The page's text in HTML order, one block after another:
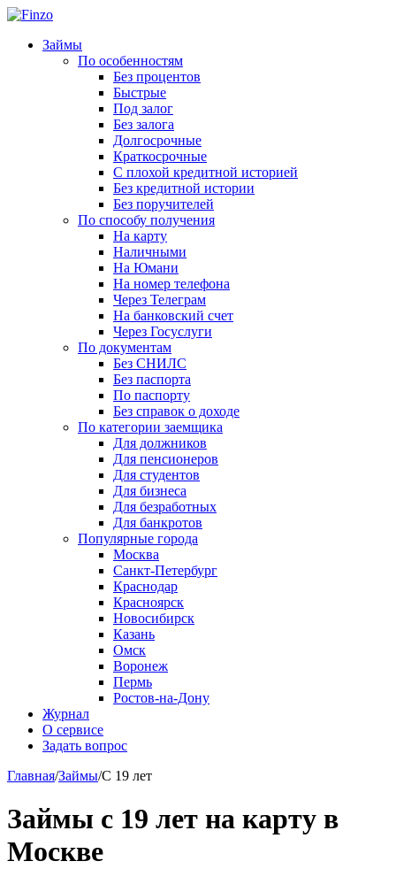
Займы
По особенностям
Без процентов
Быстрые
Под залог
Без залога
Долгосрочные
Краткосрочные
С плохой кредитной историей
Без кредитной истории
Без поручителей
По способу получения
На карту
Наличными
На Юмани
На номер телефона
Через Телеграм
На банковский счет
Через Госуслуги
По документам
Без СНИЛС
Без паспорта
По паспорту
Без справок о доходе
По категории заемщика
Для должников
Для пенсионеров
Для студентов
Для бизнеса
Для безработных
Для банкротов
Популярные города
Москва
Санкт-Петербург
Краснодар
Красноярск
Новосибирск
Казань
Омск
Воронеж
Пермь
Ростов-на-Дону
Журнал
О сервисе
Задать вопрос
Главная/Займы/С 19 лет
Займы с 19 лет на карту в
Москве